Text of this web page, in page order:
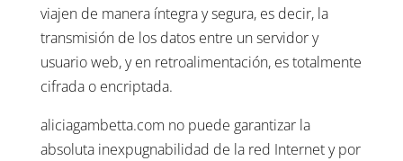
viajen de manera íntegra y segura, es decir, la
transmisión de los datos entre un servidor y
usuario web, y en retroalimentación, es totalmente
cifrada o encriptada.
aliciagambetta.com no puede garantizar la
absoluta inexpugnabilidad de la red Internet y por